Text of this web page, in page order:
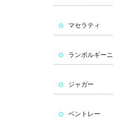
マセラティ
ランボルギーニ
ジャガー
ベントレー